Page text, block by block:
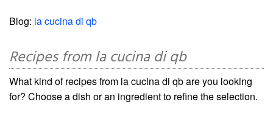
Blog: la cucina di qb
Recipes from la cucina di qb
What kind of recipes from la cucina di qb are you looking
for? Choose a dish or an ingredient to refine the selection.